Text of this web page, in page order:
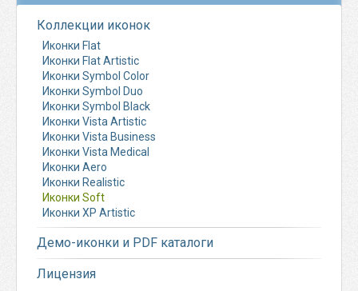
Коллекции иконок
Иконки Flat
Иконки Flat Artistic
Иконки Symbol Color
Иконки Symbol Duo
Иконки Symbol Black
Иконки Vista Artistic
Иконки Vista Business
Иконки Vista Medical
Иконки Aero
Иконки Realistic
Иконки Soft
Иконки XP Artistic
Демо-иконки и PDF каталоги
Лицензия